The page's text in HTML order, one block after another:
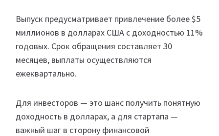
Выпуск предусматривает привлечение более $5
миллионов в долларах США с доходностью 11%
годовых. Срок обращения составляет 30
месяцев, выплаты осуществляются
ежеквартально.
Для инвесторов — это шанс получить понятную
доходность в долларах, а для стартапа —
важный шаг в сторону финансовой